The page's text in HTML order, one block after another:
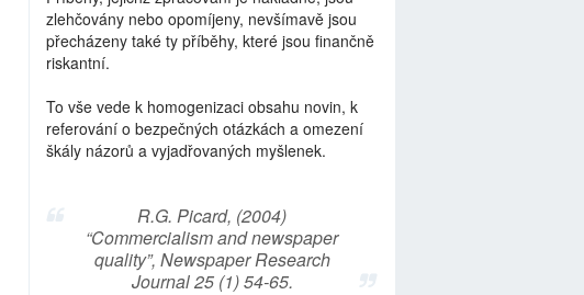
zlehčovány nebo opomíjeny, nevšímavě jsou
přecházeny také ty příběhy, které jsou finančně
riskantní.
To vše vede k homogenizaci obsahu novin, k
referování o bezpečných otázkách a omezení
škály názorů a vyjadřovaných myšlenek.
R.G. Picard, (2004)
“Commercialism and newspaper
quality”, Newspaper Research
Journal 25 (1) 54-65.